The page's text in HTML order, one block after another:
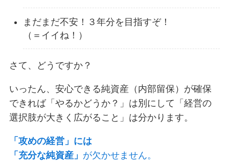
まだまだ不安！３年分を目指すぞ！
（＝イイね！）
さて、どうですか？
いったん、安心できる純資産（内部留保）が確保
できれば「やるかどうか？」は別にして「経営の
選択肢が大きく広がること」は分かります。
「攻めの経営」には
「充分な純資産」 が欠かせません。